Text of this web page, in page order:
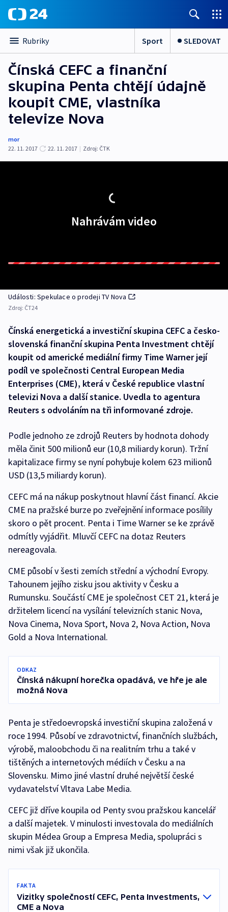
Rubriky Sport SLEDOVAT
Čínská CEFC a finanční
skupina Penta chtějí údajně
koupit CME, vlastníka
televize Nova
mor
22. 11. 2017
22. 11. 2017 | Zdroj: ČTK
Nahrávám video
Události: Spekulace o prodeji TV Nova
Zdroj: ČT24
Čínská energetická a investiční skupina CEFC a česko-
slovenská finanční skupina Penta Investment chtějí
koupit od americké mediální firmy Time Warner její
podíl ve společnosti Central European Media
Enterprises (CME), která v České republice vlastní
televizi Nova a další stanice. Uvedla to agentura
Reuters s odvoláním na tři informované zdroje.
Podle jednoho ze zdrojů Reuters by hodnota dohody
měla činit 500 milionů eur (10,8 miliardy korun). Tržní
kapitalizace firmy se nyní pohybuje kolem 623 milionů
USD (13,5 miliardy korun).
CEFC má na nákup poskytnout hlavní část financí. Akcie
CME na pražské burze po zveřejnění informace posílily
skoro o pět procent. Penta i Time Warner se ke zprávě
odmítly vyjádřit. Mluvčí CEFC na dotaz Reuters
nereagovala.
CME působí v šesti zemích střední a východní Evropy.
Tahounem jejího zisku jsou aktivity v Česku a
Rumunsku. Součástí CME je společnost CET 21, která je
držitelem licencí na vysílání televizních stanic Nova,
Nova Cinema, Nova Sport, Nova 2, Nova Action, Nova
Gold a Nova International.
ODKAZ
Čínská nákupní horečka opadává, ve hře je ale
možná Nova
Penta je středoevropská investiční skupina založená v
roce 1994. Působí ve zdravotnictví, finančních službách,
výrobě, maloobchodu či na realitním trhu a také v
tištěných a internetových médiích v Česku a na
Slovensku. Mimo jiné vlastní druhé největší české
vydavatelství Vltava Labe Media.
CEFC již dříve koupila od Penty svou pražskou kancelář
a další majetek. V minulosti investovala do mediálních
skupin Médea Group a Empresa Media, spolupráci s
nimi však již ukončila.
FAKTA
Vizitky společností CEFC, Penta Investments,
CME a Nova